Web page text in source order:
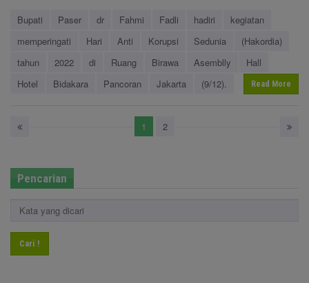
Bupati Paser dr Fahmi Fadli hadiri
kegiatan
memperingati
Hari Anti Korupsi Sedunia
(Hakordia)
tahun
2022 di Ruang Birawa Asemblly
Hall
Hotel
Bidakara Pancoran Jakarta (9/12). Read More
1 2
Pencarian
Cari !